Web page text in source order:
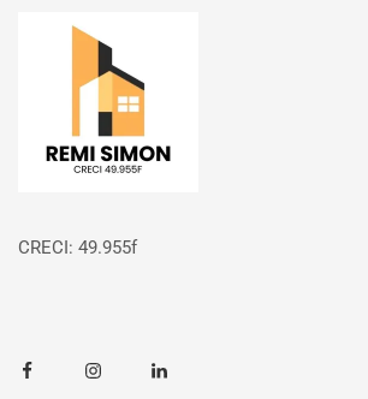
Página inicial
CRECI: 49.955f
FacebookInstagramLinkedin